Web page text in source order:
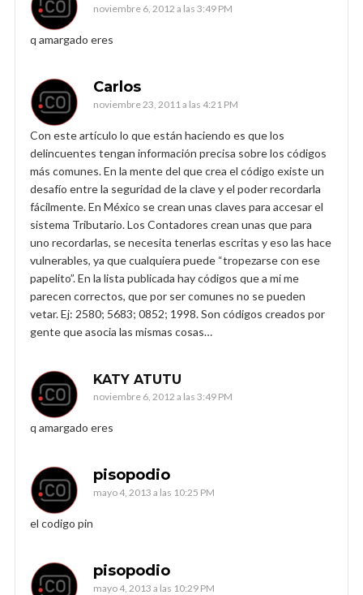
noviembre 6, 2012 a las 3:49 PM
q amargado eres
Carlos
noviembre 23, 2011 a las 4:21 PM
Con este artículo lo que están haciendo es que los
delincuentes tengan información precisa sobre los códigos
más comunes. En la mente del que crea el código existe un
desafío entre la seguridad de la clave y el poder recordarla
fácilmente. En México se crean unas claves para accesar el
sistema Tributario. Los Contadores crean unas que para
uno recordarlas, se necesita tenerlas escritas y eso las hace
vulnerables, ya que cualquiera puede “tropezarse con ese
papelito”. En la lista publicada hay códigos que a mi me
parecen correctos, que por ser comunes no se pueden
vetar. Ej: 2580; 5683; 0852; 1998. Son códigos creados por
gente que asocia las mismas cosas…
KATY ATUTU
noviembre 6, 2012 a las 3:49 PM
q amargado eres
pisopodio
mayo 4, 2013 a las 10:25 PM
el codigo pin
pisopodio
mayo 4, 2013 a las 10:29 PM